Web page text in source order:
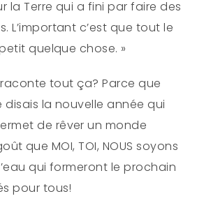
la Terre qui a fini par faire des
L’important c’est que tout le
quelque chose. »
tout ça? Parce que
disais la nouvelle année qui
de rêver un monde
que MOI, TOI, NOUS soyons
qui formeront le prochain
pour tous!